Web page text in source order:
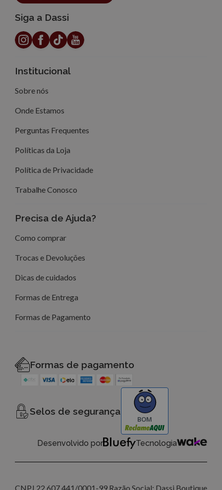
Siga a Dassi
Institucional
Sobre nós
Onde Estamos
Perguntas Frequentes
Políticas da Loja
Política de Privacidade
Trabalhe Conosco
Precisa de Ajuda?
Como comprar
Trocas e Devoluções
Dicas de cuidados
Formas de Entrega
Formas de Pagamento
Formas de pagamento
Selos de segurança
BOM
Desenvolvido por Tecnologia
CNPJ 22.607.441/0001-99 Razão Social: Dassi Boutique